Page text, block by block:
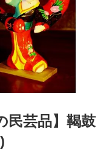
民芸品】鞨鼓